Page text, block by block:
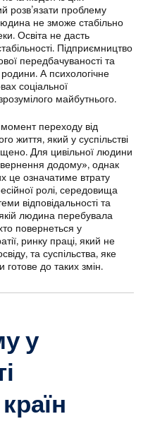
розв’язати проблему
не зможе стабільно
Освіта не дасть
Підприємництво
передбачуваності та
А психологічне
соціальної
майбутнього.
переходу від
життя, який у суспільстві
Для цивільної людини
додому», однак
це означатиме втрату
ролі, середовища
відповідальності та
якій людина перебувала
повернеться у
ринку праці, який не
та суспільства, яке
готове до таких змін.
у